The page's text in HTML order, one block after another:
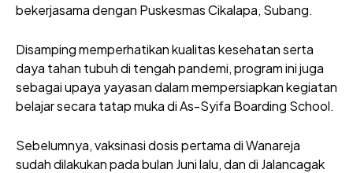
bekerjasama dengan Puskesmas Cikalapa, Subang.
Disamping memperhatikan kualitas kesehatan serta
daya tahan tubuh di tengah pandemi, program ini juga
sebagai upaya yayasan dalam mempersiapkan kegiatan
belajar secara tatap muka di As-Syifa Boarding School.
Sebelumnya, vaksinasi dosis pertama di Wanareja
sudah dilakukan pada bulan Juni lalu, dan di Jalancagak